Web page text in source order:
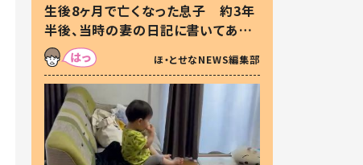
生後8ヶ月で亡くなった息子 約3年
半後、当時の妻の日記に書いてあっ
た本音とは
ほ・とせなNEWS編集部